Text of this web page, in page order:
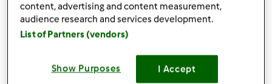
Ciasto daktylowe z mąki żytniej
180gdaktyli-suszonych
gcukru brązowego
content, advertising and content measurement,
audience research and services development.
List of Partners (vendors)
Show Purposes I Accept